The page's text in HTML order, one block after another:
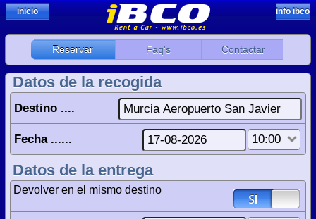
inicio info ibco
Reservar Faq's Contactar
Datos de la recogida
Destino ....
Fecha ......
Datos de la entrega
Devolver en el mismo destino